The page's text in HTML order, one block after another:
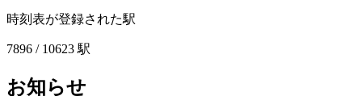
時刻表が登録された駅
7896 / 10623 駅
お知らせ